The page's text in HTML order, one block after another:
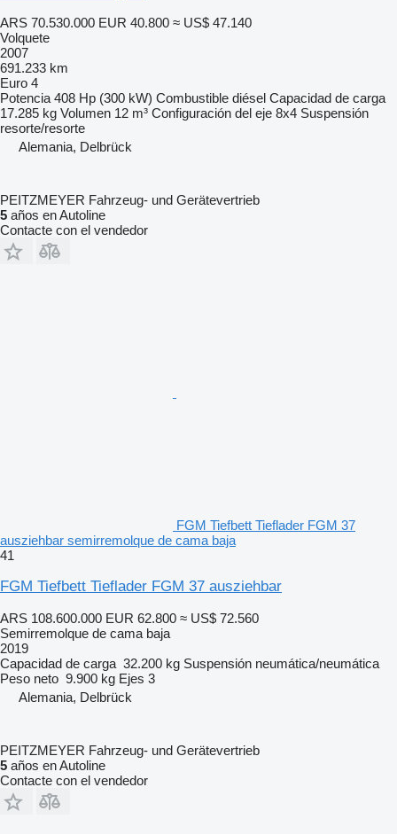
ARS 70.530.000 EUR 40.800 ≈ US$ 47.140
Volquete
2007
691.233 km
Euro 4
Potencia 408 Hp (300 kW) Combustible diésel Capacidad de carga
17.285 kg Volumen 12 m³ Configuración del eje 8x4 Suspensión
resorte/resorte
Alemania, Delbrück
PEITZMEYER Fahrzeug- und Gerätevertrieb
5 años en Autoline
Contacte con el vendedor
FGM Tiefbett Tieflader FGM 37
ausziehbar semirremolque de cama baja
41
FGM Tiefbett Tieflader FGM 37 ausziehbar
ARS 108.600.000 EUR 62.800 ≈ US$ 72.560
Semirremolque de cama baja
2019
Capacidad de carga 32.200 kg Suspensión neumática/neumática
Peso neto 9.900 kg Ejes 3
Alemania, Delbrück
PEITZMEYER Fahrzeug- und Gerätevertrieb
5 años en Autoline
Contacte con el vendedor